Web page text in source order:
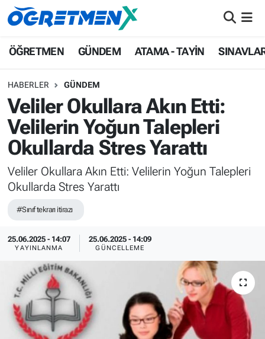
ÖĞRETMEN GÜNDEM ATAMA - TAYİN
HABERLER GÜNDEM
Veliler Okullara Akın Etti:
Velilerin Yoğun Talepleri
Okullarda Stres Yarattı
Veliler Okullara Akın Etti: Velilerin Yoğun Talepleri
Okullarda Stres Yarattı
#Sınıf tekrarı itirazı
25.06.2025 - 14:07
YAYINLANMA
25.06.2025 - 14:09
GÜNCELLEME
ÖĞRETMEN
ATAMA - TAYİN
SINAVLAR
HAYATIN İÇİNDEN
İstanbul Nöbetçi Eczaneler
İstanbul Namaz Vakitleri
İstanbul Trafik Yoğunluk Haritası
Süper Lig Puan Durumu ve Fikstür